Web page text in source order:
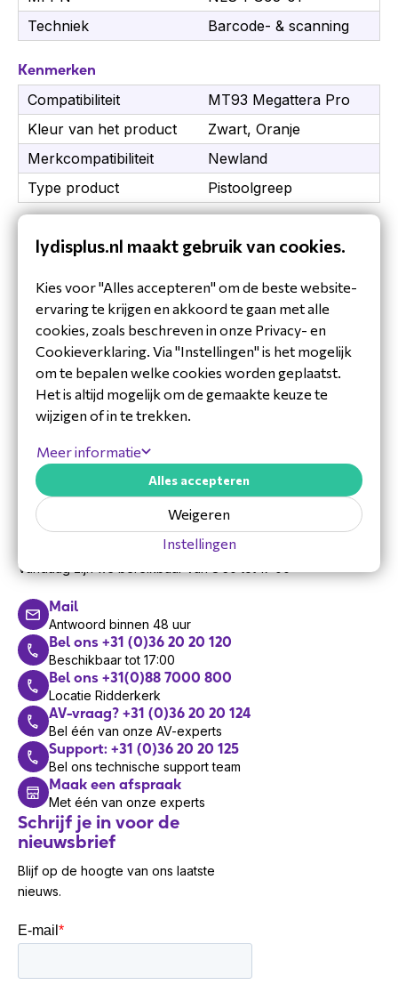
Techniek
Barcode- & scanning
Kenmerken
Compatibiliteit
MT93 Megattera Pro
Kleur van het product
Zwart, Oranje
Merkcompatibiliteit
Newland
Type product
Pistoolgreep
Aantal per verpakking
Hulp nodig?
Vandaag zijn we bereikbaar van 8:30 tot 17:00
Mail
Antwoord binnen 48 uur
Bel ons +31 (0)36 20 20 120
Beschikbaar tot 17:00
Bel ons +31(0)88 7000 800
Locatie Ridderkerk
AV-vraag? +31 (0)36 20 20 124
Bel één van onze AV-experts
Support: +31 (0)36 20 20 125
Bel ons technische support team
Maak een afspraak
Met één van onze experts
Schrijf je in voor de
nieuwsbrief
Blijf op de hoogte van ons laatste
nieuws.
lydisplus.nl maakt gebruik van cookies.
Kies voor "Alles accepteren" om de beste website-
ervaring te krijgen en akkoord te gaan met alle
cookies, zoals beschreven in onze Privacy- en
Cookieverklaring. Via "Instellingen" is het mogelijk
om te bepalen welke cookies worden geplaatst.
Het is altijd mogelijk om de gemaakte keuze te
wijzigen of in te trekken.
Meer informatie
Instellingen
Weigeren
Alles accepteren